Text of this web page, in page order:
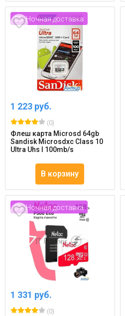
Ночная доставка
1 223 руб.
(0)
Флеш карта Microsd 64gb
Sandisk Microsdxc Class 10
Ultra Uhs I 100mb/s
В корзину
Ночная доставка
1 331 руб.
(0)